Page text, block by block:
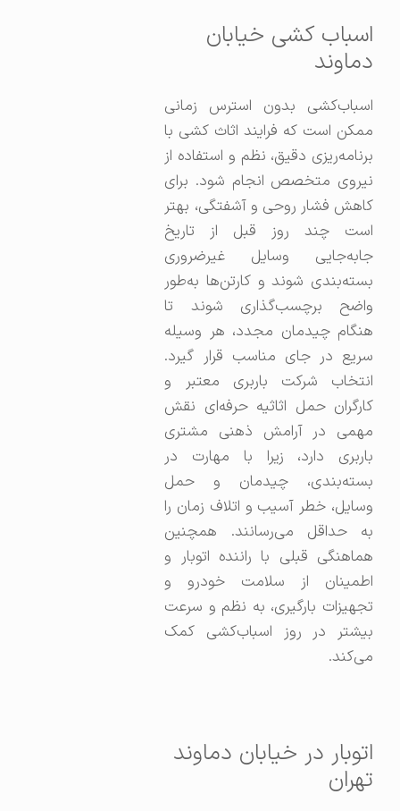
اسباب کشی خیابان
دماوند
اسباب‌کشی بدون استرس زمانی
ممکن است که فرایند اثاث کشی با
برنامه‌ریزی دقیق، نظم و استفاده از
نیروی متخصص انجام شود. برای
کاهش فشار روحی و آشفتگی، بهتر
است چند روز قبل از تاریخ
جابه‌جایی وسایل غیرضروری
بسته‌بندی شوند و کارتن‌ها به‌طور
واضح برچسب‌گذاری شوند تا
هنگام چیدمان مجدد، هر وسیله
سریع در جای مناسب قرار گیرد.
انتخاب شرکت باربری معتبر و
کارگران حمل اثاثیه حرفه‌ای نقش
مهمی در آرامش ذهنی مشتری
باربری دارد، زیرا با مهارت در
بسته‌بندی، چیدمان و حمل
وسایل، خطر آسیب و اتلاف زمان را
به حداقل می‌رسانند. همچنین
هماهنگی قبلی با راننده اتوبار و
اطمینان از سلامت خودرو و
تجهیزات بارگیری، به نظم و سرعت
بیشتر در روز اسباب‌کشی کمک
می‌کند.
اتوبار در خیابان دماوند
تهران